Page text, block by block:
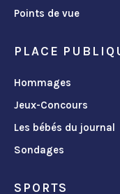
Points de vue
PLACE
Hommages
Jeux-Concours
Les bébés du journal
Sondages
SPORTS